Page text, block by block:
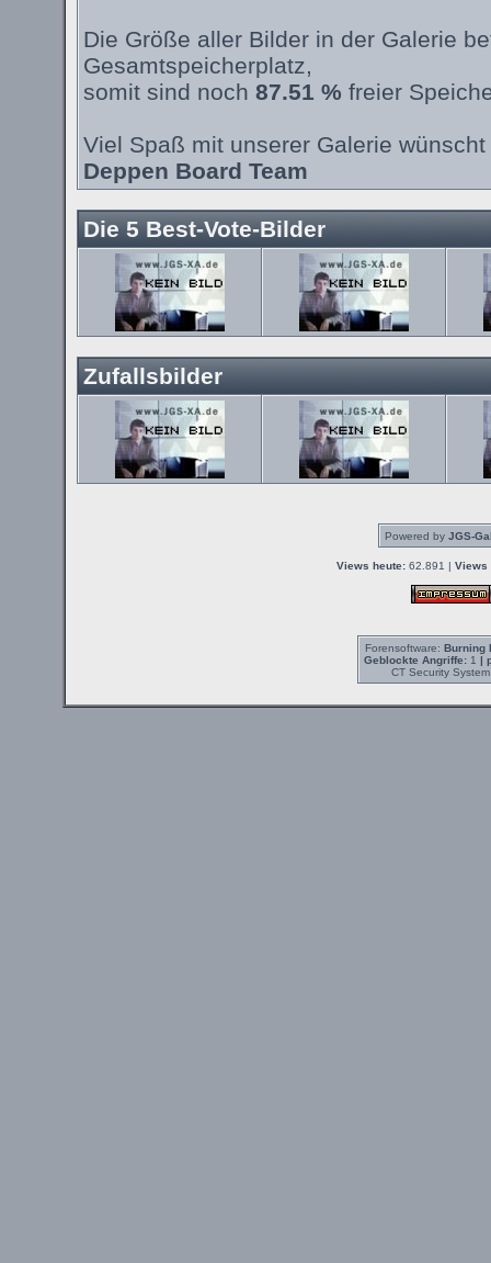
Die Größe aller Bilder in der Galerie
Gesamtspeicherplatz,
somit sind noch 87.51 % freier
Viel Spaß mit unserer Galerie
Deppen Board Team
Die 5 Best-Vote-Bilder
Zufallsbilder
Powered by JGS-
Views heute: 62.891 | Views
Forensoftware: Burning
Geblockte Angriffe:1 |
CT Security